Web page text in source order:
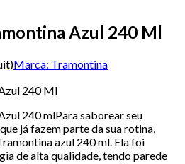
Azul 240 Ml
)Marca: Tramontina
240 Ml
240 mlPara saborear seu
já fazem parte da sua rotina,
azul 240 ml. Ela foi
de alta qualidade, tendo parede